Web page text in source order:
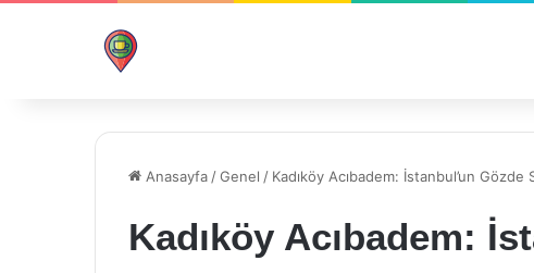
Anasayfa /Genel / Kadıköy Acıbadem: İstanbul’un
Kadıköy Acıbadem: